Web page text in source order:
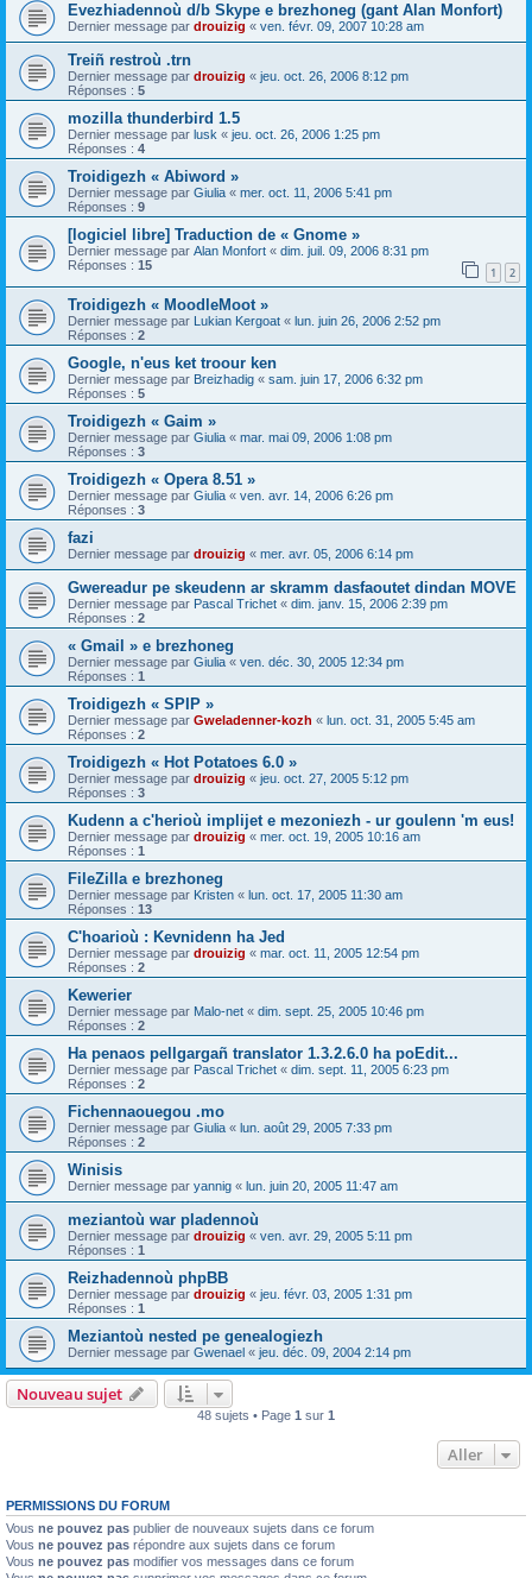
Evezhiadennoù d/b Skype e brezhoneg (gant Alan Monfort)
Dernier message par drouizig « ven. févr. 09, 2007 10:28 am
Treiñ restroù .trn
Dernier message par drouizig « jeu. oct. 26, 2006 8:12 pm
Réponses : 5
mozilla thunderbird 1.5
Dernier message par lusk « jeu. oct. 26, 2006 1:25 pm
Réponses : 4
Troidigezh « Abiword »
Dernier message par Giulia « mer. oct. 11, 2006 5:41 pm
Réponses : 9
[logiciel libre] Traduction de « Gnome »
Dernier message par Alan Monfort « dim. juil. 09, 2006 8:31 pm
Réponses : 15 1 2
Troidigezh « MoodleMoot »
Dernier message par Lukian Kergoat « lun. juin 26, 2006 2:52 pm
Réponses : 2
Google, n'eus ket troour ken
Dernier message par Breizhadig « sam. juin 17, 2006 6:32 pm
Réponses : 5
Troidigezh « Gaim »
Dernier message par Giulia « mar. mai 09, 2006 1:08 pm
Réponses : 3
Troidigezh « Opera 8.51 »
Dernier message par Giulia « ven. avr. 14, 2006 6:26 pm
Réponses : 3
fazi
Dernier message par drouizig « mer. avr. 05, 2006 6:14 pm
Gwereadur pe skeudenn ar skramm dasfaoutet dindan MOVE
Dernier message par Pascal Trichet « dim. janv. 15, 2006 2:39 pm
Réponses : 2
« Gmail » e brezhoneg
Dernier message par Giulia « ven. déc. 30, 2005 12:34 pm
Réponses : 1
Troidigezh « SPIP »
Dernier message par Gweladenner-kozh « lun. oct. 31, 2005 5:45 am
Réponses : 2
Troidigezh « Hot Potatoes 6.0 »
Dernier message par drouizig « jeu. oct. 27, 2005 5:12 pm
Réponses : 3
Kudenn a c'herioù implijet e mezoniezh - ur goulenn 'm eus!
Dernier message par drouizig « mer. oct. 19, 2005 10:16 am
Réponses : 1
FileZilla e brezhoneg
Dernier message par Kristen « lun. oct. 17, 2005 11:30 am
Réponses : 13
C'hoarioù : Kevnidenn ha Jed
Dernier message par drouizig « mar. oct. 11, 2005 12:54 pm
Réponses : 2
Kewerier
Dernier message par Malo-net « dim. sept. 25, 2005 10:46 pm
Réponses : 2
Ha penaos pellgargañ translator 1.3.2.6.0 ha poEdit...
Dernier message par Pascal Trichet « dim. sept. 11, 2005 6:23 pm
Réponses : 2
Fichennaouegou .mo
Dernier message par Giulia « lun. août 29, 2005 7:33 pm
Réponses : 2
Winisis
Dernier message par yannig « lun. juin 20, 2005 11:47 am
meziantoù war pladennoù
Dernier message par drouizig « ven. avr. 29, 2005 5:11 pm
Réponses : 1
Reizhadennoù phpBB
Dernier message par drouizig « jeu. févr. 03, 2005 1:31 pm
Réponses : 1
Meziantoù nested pe genealogiezh
Dernier message par Gwenael « jeu. déc. 09, 2004 2:14 pm
Nouveau sujet
48 sujets • Page 1 sur 1
Aller
PERMISSIONS DU FORUM
Vous ne pouvez pas publier de nouveaux sujets dans ce forum
Vous ne pouvez pas répondre aux sujets dans ce forum
Vous ne pouvez pas modifier vos messages dans ce forum